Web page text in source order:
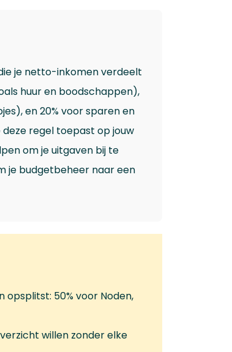
je netto-inkomen verdeelt
huur en boodschappen),
en 20% voor sparen en
regel toepast op jouw
om je uitgaven bij te
je budgetbeheer naar een
50% voor Noden,
willen zonder elke